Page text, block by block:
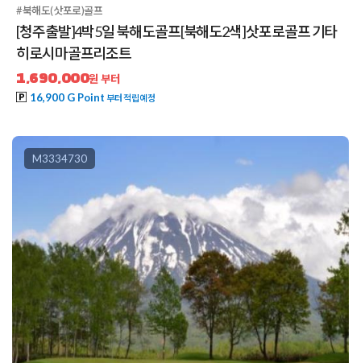
#북해도(삿포로)골프
[청주출발]4박5일 북해도골프[북해도2색]삿포로골프 기타
히로시마골프리조트
1,690,000원 부터
16,900 G Point 부터 적립예정
M3334730